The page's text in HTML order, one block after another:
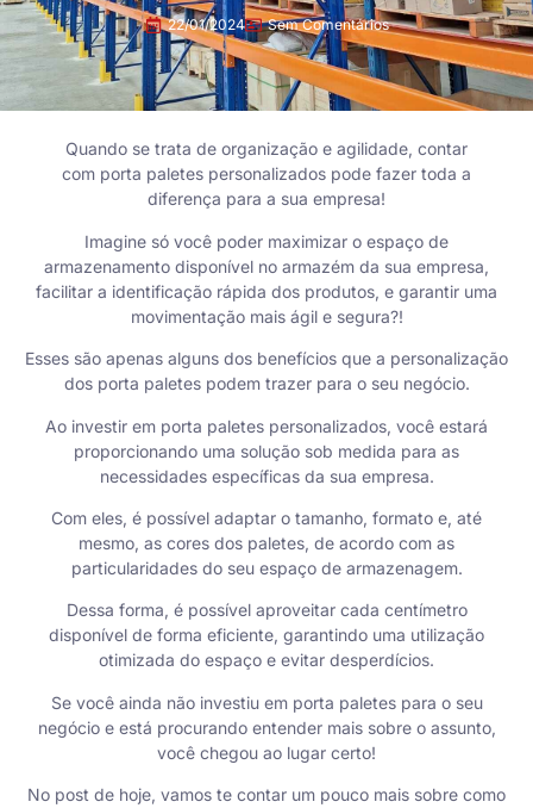
22/01/2024 Sem Comentários
Quando se trata de organização e agilidade, contar
com porta paletes personalizados pode fazer toda a
diferença para a sua empresa!
Imagine só você poder maximizar o espaço de
armazenamento disponível no armazém da sua empresa,
facilitar a identificação rápida dos produtos, e garantir uma
movimentação mais ágil e segura?!
Esses são apenas alguns dos benefícios que a personalização
dos porta paletes podem trazer para o seu negócio.
Ao investir em porta paletes personalizados, você estará
proporcionando uma solução sob medida para as
necessidades específicas da sua empresa.
Com eles, é possível adaptar o tamanho, formato e, até
mesmo, as cores dos paletes, de acordo com as
particularidades do seu espaço de armazenagem.
Dessa forma, é possível aproveitar cada centímetro
disponível de forma eficiente, garantindo uma utilização
otimizada do espaço e evitar desperdícios.
Se você ainda não investiu em porta paletes para o seu
negócio e está procurando entender mais sobre o assunto,
você chegou ao lugar certo!
No post de hoje, vamos te contar um pouco mais sobre como